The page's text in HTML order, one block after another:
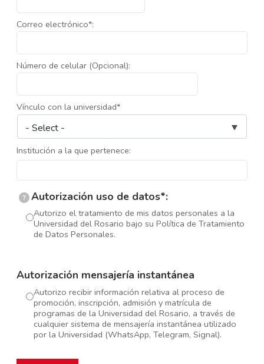
Correo electrónico*:
Número de celular (Opcional):
Vínculo con la universidad*
Institución a la que pertenece:
? Autorización uso de datos*:
Autorizo el tratamiento de mis datos personales a la
Universidad del Rosario bajo su Política de Tratamiento
de Datos Personales.
Autorización mensajería instantánea
Autorizo recibir información relativa al proceso de
promoción, inscripción, admisión y matrícula de
programas de la Universidad del Rosario, a través de
cualquier sistema de mensajería instantánea utilizado
por la Universidad (WhatsApp, Telegram, Signal).